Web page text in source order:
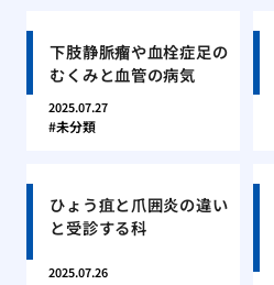
下肢静脈瘤や血栓症足の
むくみと血管の病気
2025.07.27
未分類
ひょう疽と爪囲炎の違い
と受診する科
2025.07.26